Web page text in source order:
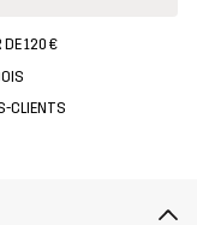
DE 120 €
CLIENTS